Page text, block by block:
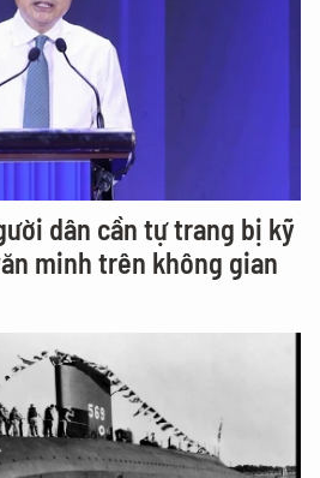
dân cần tự trang bị kỹ
minh trên không gian